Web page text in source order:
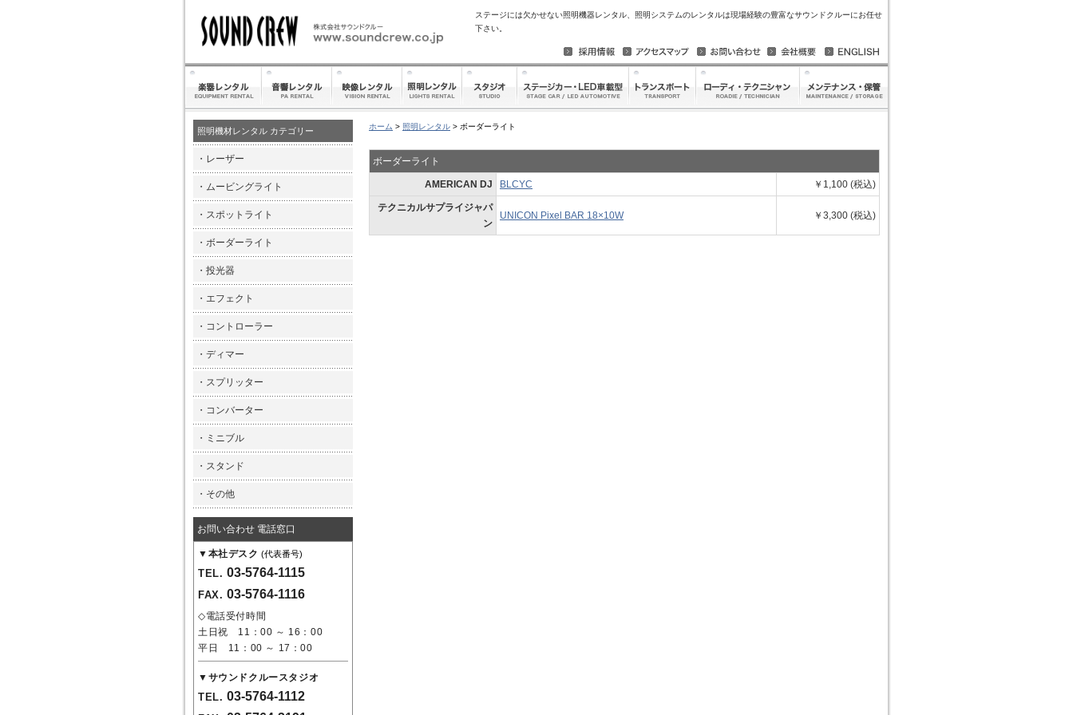
ステージには欠かせない照明機器レンタル、照明システムのレンタルは現場経験の豊富なサウンドクルーにお任せ
下さい。
照明機材レンタル カテゴリー
・ レーザー
・ ムービングライト
・ スポットライト
・ ボーダーライト
・ 投光器
・ エフェクト
・ コントローラー
・ ディマー
・ スプリッター
・ コンバーター
・ ミニブル
・ スタンド
・ その他
お問い合わせ 電話窓口
▼ 本社デスク (代表番号)
TEL.03-5764-1115
FAX.03-5764-1116
◇電話受付時間
土日祝 11：00 ～ 16：00
平日 11：00 ～ 17：00
▼ サウンドクルースタジオ
TEL.03-5764-1112
ホーム > 照明レンタル > ボーダーライト
ボーダーライト
AMERICAN DJ BLCYC ￥1,100 (税込)
テクニカルサプライジャパ
ン
UNICON Pixel BAR 18×10W ￥3,300 (税込)